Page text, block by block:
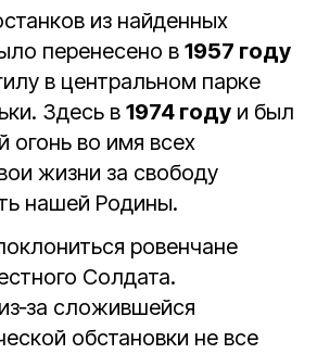
из найденных
перенесено в 1957 году
в центральном парке
Здесь в 1974 году и был
во имя всех
жизни за свободу
нашей Родины.
ровенчане
Солдата.
сложившейся
обстановки не все